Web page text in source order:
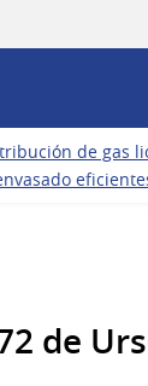
de gas
de